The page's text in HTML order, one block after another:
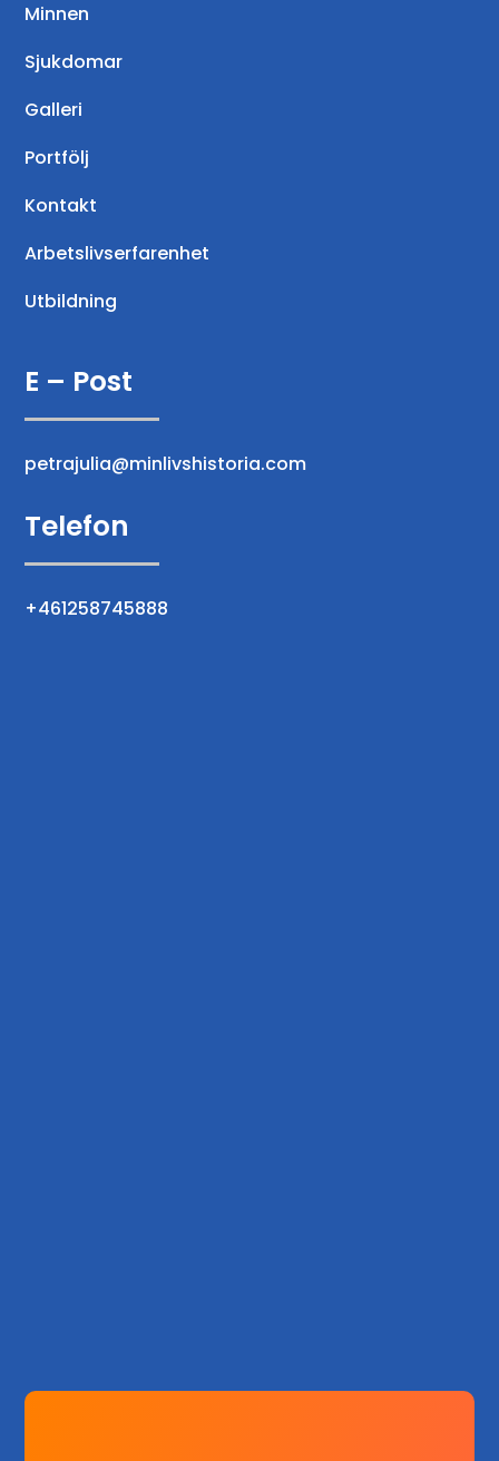
Minnen
Sjukdomar
Galleri
Portfölj
Kontakt
Arbetslivserfarenhet
Utbildning
E – Post
petrajulia@minlivshistoria.com
Telefon
+461258745888